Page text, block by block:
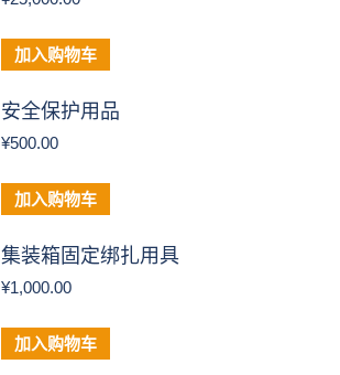
加入购物车
安全保护用品
¥500.00
加入购物车
集装箱固定绑扎用具
¥1,000.00
加入购物车